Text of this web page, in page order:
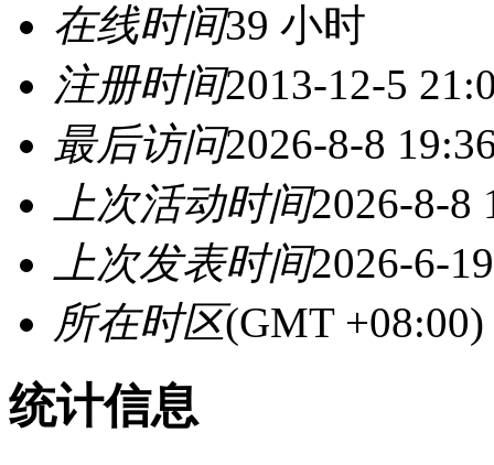
在线时间39 小时
注册时间2013-12-5
最后访问2026-8-8
上次活动时间2026-8-8
上次发表时间2026-6-
所在时区(GMT
统计信息